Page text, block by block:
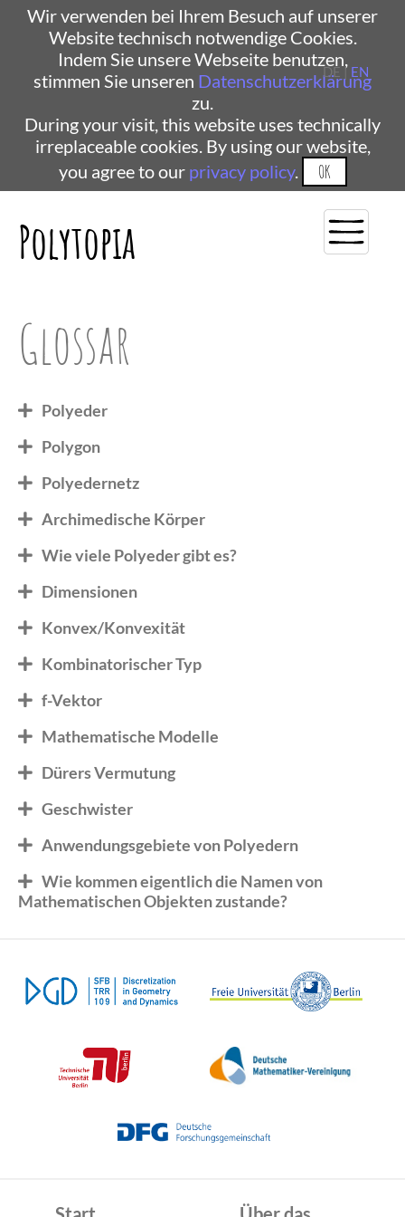
Wir verwenden bei Ihrem Besuch auf unserer
Website technisch notwendige Cookies.
Indem Sie unsere Webseite benutzen,
stimmen Sie unseren Datenschutzerklärung
zu.
During your visit, this website uses technically
irreplaceable cookies. By using our website,
you agree to our privacy policy. OK
Polytopia
DE | EN
Glossar
Polyeder
Polygon
Polyedernetz
Archimedische Körper
Wie viele Polyeder gibt es?
Dimensionen
Konvex/Konvexität
Kombinatorischer Typ
f-Vektor
Mathematische Modelle
Dürers Vermutung
Geschwister
Anwendungsgebiete von Polyedern
Wie kommen eigentlich die Namen von
Mathematischen Objekten zustande?